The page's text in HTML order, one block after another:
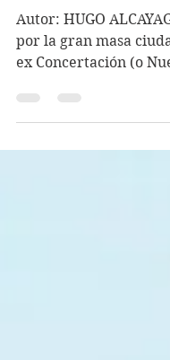
DE LAS AFP
Autor: HUGO ALCAYAGA
por la gran masa
ex Concertación (o